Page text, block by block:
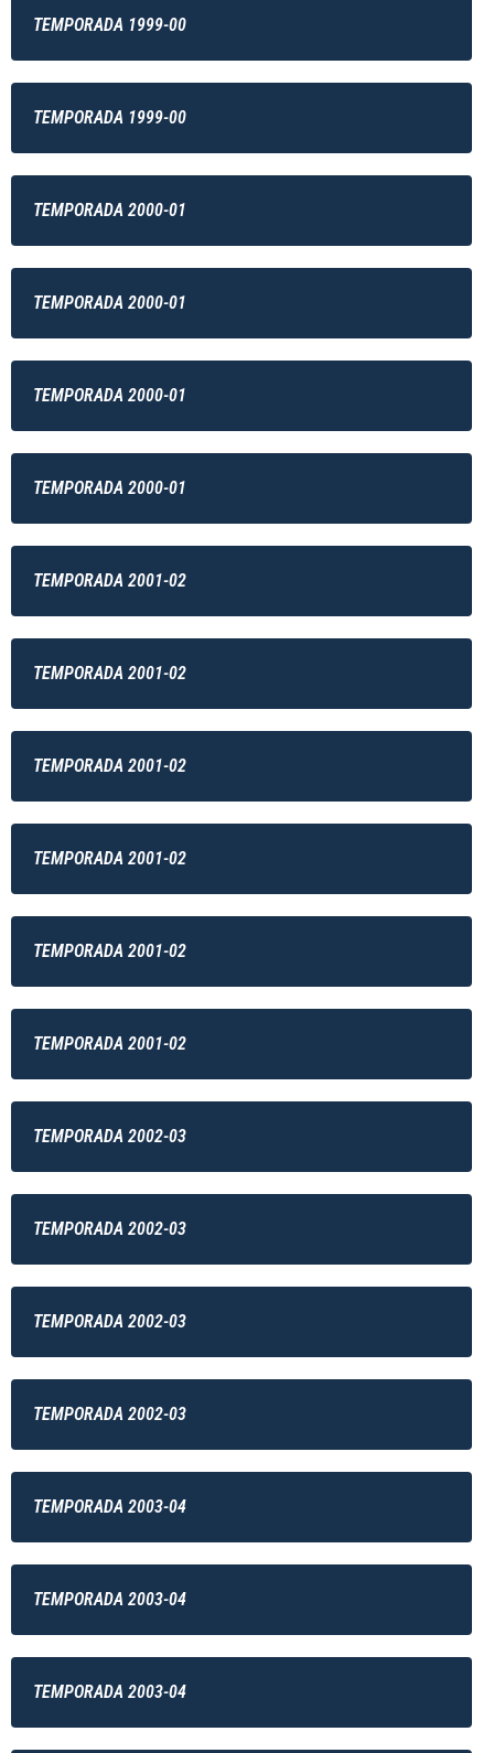
TEMPORADA 1999-00
TEMPORADA 1999-00
TEMPORADA 2000-01
TEMPORADA 2000-01
TEMPORADA 2000-01
TEMPORADA 2000-01
TEMPORADA 2001-02
TEMPORADA 2001-02
TEMPORADA 2001-02
TEMPORADA 2001-02
TEMPORADA 2001-02
TEMPORADA 2001-02
TEMPORADA 2002-03
TEMPORADA 2002-03
TEMPORADA 2002-03
TEMPORADA 2002-03
TEMPORADA 2003-04
TEMPORADA 2003-04
TEMPORADA 2003-04